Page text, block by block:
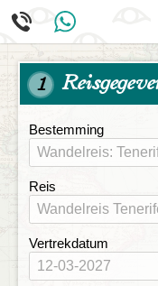
1
Bestemming
Reis
Vertrekdatum